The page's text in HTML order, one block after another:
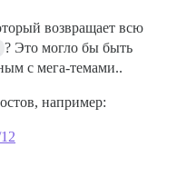
{
{
возвращает всю
? Это могло бы быть
с мега-темами..
например: